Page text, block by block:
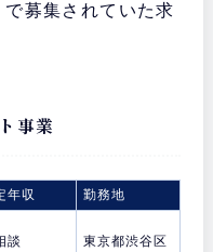
で募集されていた求
事業
年収
勤務地
談 東京都渋谷区